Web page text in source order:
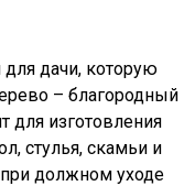
для дачи, которую
– благородный
для изготовления
стулья, скамьи и
должном уходе